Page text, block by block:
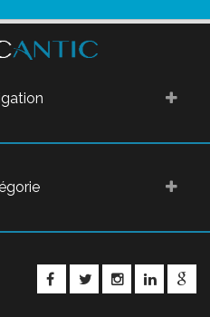
FACEBOOKTWITTER